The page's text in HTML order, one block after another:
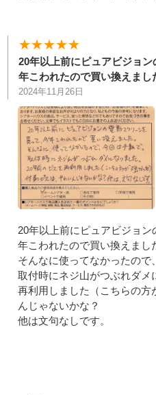
★★★★★
20年以上前にピュアビジョ
年こわれたので買い換えまし
2024年11月26日
20年以上前にピュアビジョ
年こわれたので買い換えまし
そんなに使ってなかったので
取付時にネジ山がつぶれダメ
再利用しました（こちらの方
んじゃないかな？
他は文句なしです。